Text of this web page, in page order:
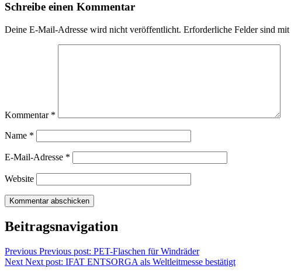
Schreibe einen Kommentar
Deine E-Mail-Adresse wird nicht veröffentlicht. Erforderliche Felder sind mit
Kommentar *
Name *
E-Mail-Adresse *
Website
Beitragsnavigation
Previous Previous post: PET-Flaschen für Windräder
Next Next post: IFAT ENTSORGA als Weltleitmesse bestätigt